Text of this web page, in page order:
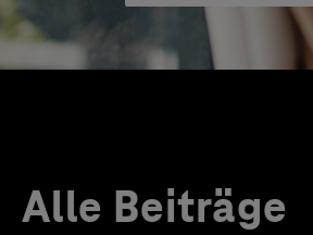
Alle Beiträge